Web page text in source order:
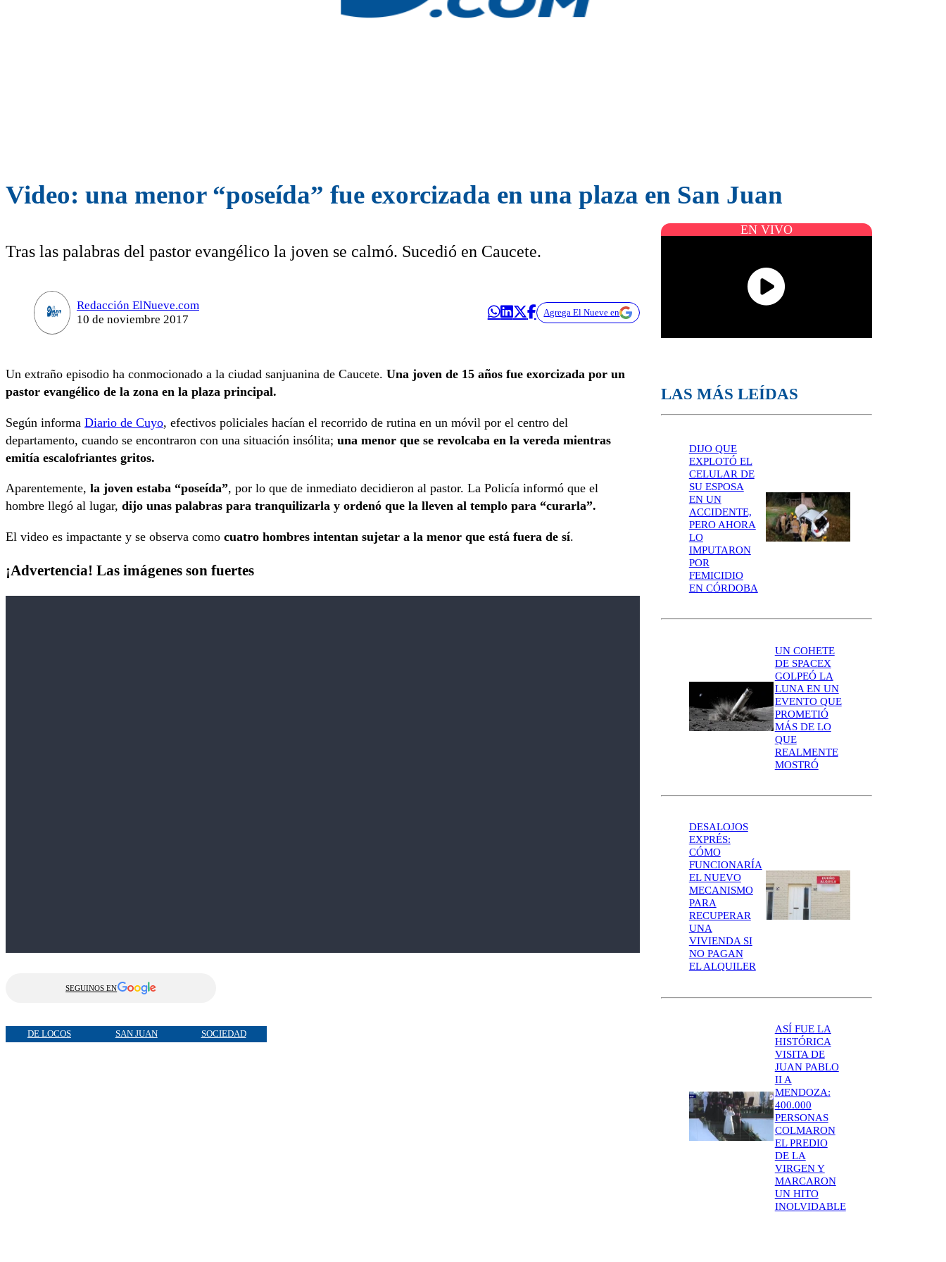
Video: una menor “poseída” fue exorcizada en una plaza en San Juan
Tras las palabras del pastor evangélico la joven se calmó. Sucedió en Caucete.
Redacción ElNueve.com
10 de noviembre 2017
Agrega El Nueve en
Un extraño episodio ha conmocionado a la ciudad sanjuanina de Caucete. Una joven de 15 años fue exorcizada por un
pastor evangélico de la zona en la plaza principal.
Según informa Diario de Cuyo, efectivos policiales hacían el recorrido de rutina en un móvil por el centro del
departamento, cuando se encontraron con una situación insólita; una menor que se revolcaba en la vereda mientras
emitía escalofriantes gritos.
Aparentemente, la joven estaba “poseída”, por lo que de inmediato decidieron al pastor. La Policía informó que el
hombre llegó al lugar, dijo unas palabras para tranquilizarla y ordenó que la lleven al templo para “curarla”.
El video es impactante y se observa como cuatro hombres intentan sujetar a la menor que está fuera de sí.
¡Advertencia! Las imágenes son fuertes
SEGUINOS EN
DE LOCOS SAN JUAN SOCIEDAD
EN VIVO
LAS MÁS LEÍDAS
DIJO QUE
EXPLOTÓ EL
CELULAR DE
SU ESPOSA
EN UN
ACCIDENTE,
PERO AHORA
LO
IMPUTARON
POR
FEMICIDIO
EN CÓRDOBA
UN COHETE
DE SPACEX
GOLPEÓ LA
LUNA EN UN
EVENTO QUE
PROMETIÓ
MÁS DE LO
QUE
REALMENTE
MOSTRÓ
DESALOJOS
EXPRÉS:
CÓMO
FUNCIONARÍA
EL NUEVO
MECANISMO
PARA
RECUPERAR
UNA
VIVIENDA SI
NO PAGAN
EL ALQUILER
ASÍ FUE LA
HISTÓRICA
VISITA DE
JUAN PABLO
II A
MENDOZA:
400.000
PERSONAS
COLMARON
EL PREDIO
DE LA
VIRGEN Y
MARCARON
UN HITO
INOLVIDABLE